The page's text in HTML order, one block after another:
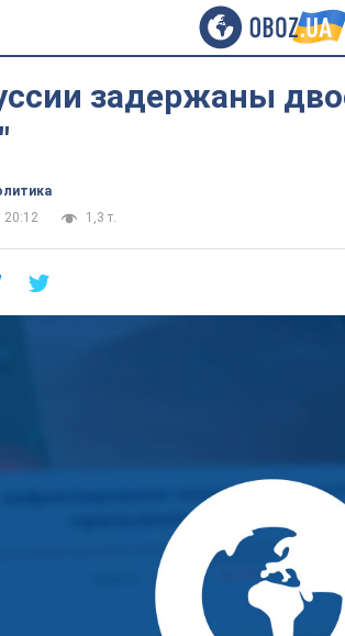
задержаны
20:12
1,3 т.